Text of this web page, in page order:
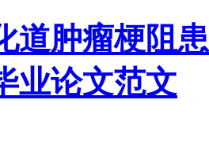
道肿瘤梗阻
业论文范文